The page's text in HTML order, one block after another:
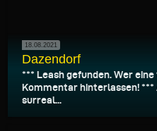
18.08.2021
Dazendorf
*** Leash gefunden. Wer
Kommentar hinterlassen! ***
surreal...